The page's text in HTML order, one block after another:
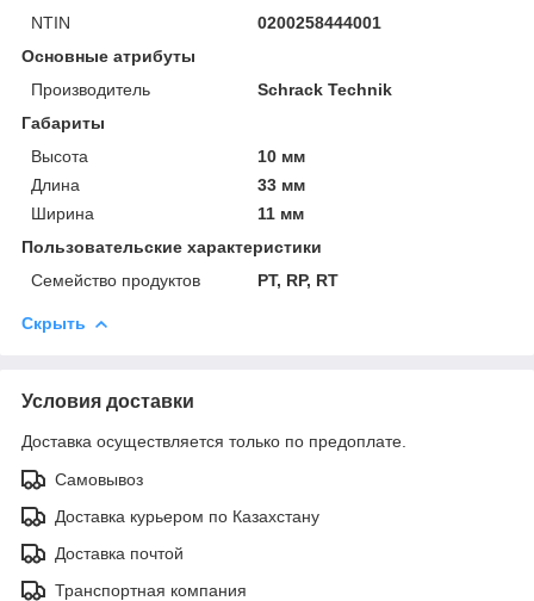
NTIN
0200258444001
Основные атрибуты
Производитель
Schrack Technik
Габариты
Высота
10 мм
Длина
33 мм
Ширина
11 мм
Пользовательские характеристики
Семейство продуктов
PT, RP, RT
Скрыть
Условия доставки
Доставка осуществляется только по предоплате.
Самовывоз
Доставка курьером по Казахстану
Доставка почтой
Транспортная компания